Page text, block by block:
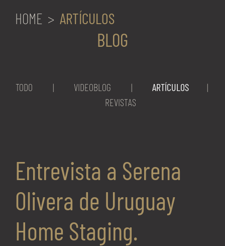
HOME ARTÍCULOS
BLOG
TODO | VIDEOBLOG | ARTÍCULOS|
REVISTAS
Entrevista a Serena
Olivera de Uruguay
Home Staging.